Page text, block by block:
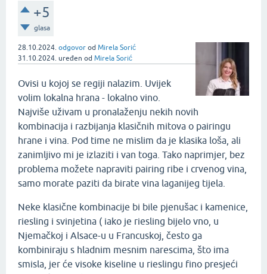
+5
glasa
28.10.2024. odgovor od Mirela Sorić
31.10.2024. uređen od Mirela Sorić
Ovisi u kojoj se regiji nalazim. Uvijek
volim lokalna hrana - lokalno vino.
Najviše uživam u pronalaženju nekih novih
kombinacija i razbijanja klasičnih mitova o pairingu
hrane i vina. Pod time ne mislim da je klasika loša, ali
zanimljivo mi je izlaziti i van toga. Tako naprimjer, bez
problema možete napraviti pairing ribe i crvenog vina,
samo morate paziti da birate vina laganijeg tijela.
Neke klasične kombinacije bi bile pjenušac i kamenice,
riesling i svinjetina ( iako je riesling bijelo vno, u
Njemačkoj i Alsace-u u Francuskoj, često ga
kombiniraju s hladnim mesnim narescima, što ima
smisla, jer će visoke kiseline u rieslingu fino presjeći